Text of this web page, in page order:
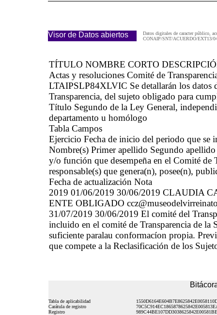
Visor de Datos abiertos
Datos digitales de caracter público,
CONAIP/SNT/ACUERDO/EXT13/
TÍTULO NOMBRE CORTO
Actas y resoluciones Comité de
LTAIPSLP84XLVIC Se detallarán los datos
Transparencia, del sujeto obligado para
Título Segundo de la Ley General,
departamento u homólogo
Tabla Campos
Ejercicio Fecha de inicio del periodo que se
Nombre(s) Primer apellido Segundo
y/o función que desempeña en el Comité de
responsable(s) que genera(n), posee(n),
Fecha de actualización Nota
2019 01/06/2019 30/06/2019 CLAUDIA
ENTE OBLIGADO
31/07/2019 30/06/2019 El comité del
incluido en el comité de Transparencia de la
suficiente paralau conformacíon propia.
que compete a la Reclasificación de los
Tabla de aplicabilidad
Carátula de registro
Registro